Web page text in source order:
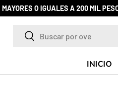
Buscar
Buscar
INICIO